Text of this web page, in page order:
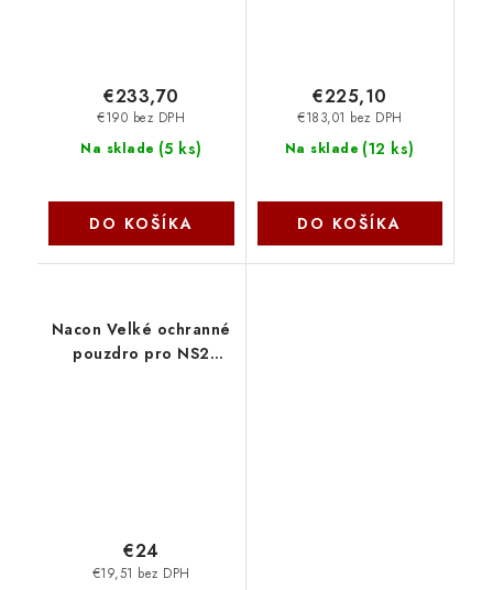
Na sklade (5 ks)
€190 bez DPH
€233,70
DO KOŠÍKA
Na sklade (12 ks)
€183,01 bez DPH
€225,10
DO KOŠÍKA
Nacon Velké ochranné
pouzdro pro NS2
€19,51 bez DPH
€24